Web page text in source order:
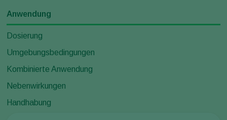
Anwendung
Dosierung
Umgebungsbedingungen
Kombinierte Anwendung
Nebenwirkungen
Handhabung